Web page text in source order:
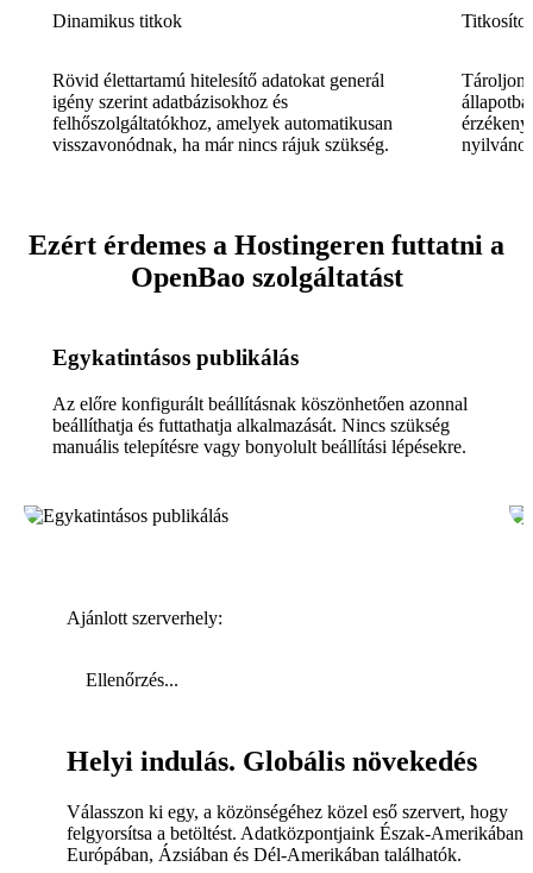
Dinamikus titkok
Rövid élettartamú hitelesítő adatokat generál
igény szerint adatbázisokhoz és
felhőszolgáltatókhoz, amelyek automatikusan
visszavonódnak, ha már nincs rájuk szükség.
Tároljon
Ezért érdemes a Hostingeren futtatni a
OpenBao szolgáltatást
Egykatintásos publikálás
Az előre konfigurált beállításnak köszönhetően azonnal
beállíthatja és futtathatja alkalmazását. Nincs szükség
manuális telepítésre vagy bonyolult beállítási lépésekre.
Ajánlott szerverhely:
Ellenőrzés...
Helyi indulás. Globális növekedés
Válasszon ki egy, a közönségéhez közel eső szervert, hogy
felgyorsítsa a betöltést. Adatközpontjaink Észak-Amerikában,
Európában, Ázsiában és Dél-Amerikában találhatók.